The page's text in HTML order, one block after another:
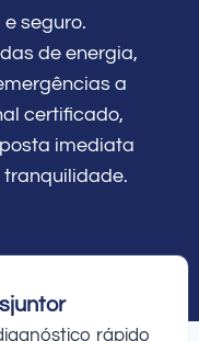
seguro.
de energia,
a
certificado,
imediata
rápido